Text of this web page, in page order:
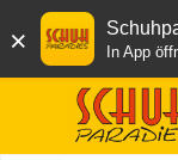
× In App